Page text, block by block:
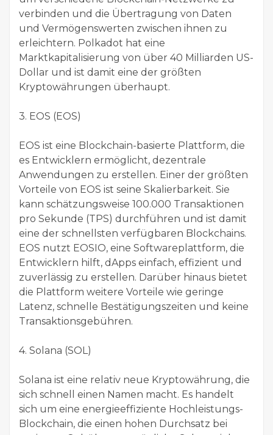
verbinden und die Übertragung von Daten
und Vermögenswerten zwischen ihnen zu
erleichtern. Polkadot hat eine
Marktkapitalisierung von über 40 Milliarden US-
Dollar und ist damit eine der größten
Kryptowährungen überhaupt.
3. EOS (EOS)
EOS ist eine Blockchain-basierte Plattform, die
es Entwicklern ermöglicht, dezentrale
Anwendungen zu erstellen. Einer der größten
Vorteile von EOS ist seine Skalierbarkeit. Sie
kann schätzungsweise 100.000 Transaktionen
pro Sekunde (TPS) durchführen und ist damit
eine der schnellsten verfügbaren Blockchains.
EOS nutzt EOSIO, eine Softwareplattform, die
Entwicklern hilft, dApps einfach, effizient und
zuverlässig zu erstellen. Darüber hinaus bietet
die Plattform weitere Vorteile wie geringe
Latenz, schnelle Bestätigungszeiten und keine
Transaktionsgebühren.
4. Solana (SOL)
Solana ist eine relativ neue Kryptowährung, die
sich schnell einen Namen macht. Es handelt
sich um eine energieeffiziente Hochleistungs-
Blockchain, die einen hohen Durchsatz bei